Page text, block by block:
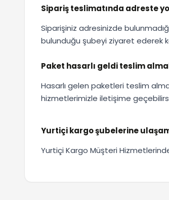
Sipariş teslimatında adreste
Siparişiniz adresinizde
bulunduğu şubeyi ziyaret ederek
Paket hasarlı geldi teslim
Hasarlı gelen paketleri teslim
hizmetlerimizle iletişime
Yurtiçi kargo şubelerine
Yurtiçi Kargo Müşteri